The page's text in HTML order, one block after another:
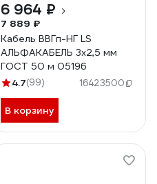
6 964 ₽
7 889 ₽
Кабель ВВГп-НГ LS
АЛЬФАКАБЕЛЬ 3х2,5 мм
ГОСТ 50 м 05196
4.7(99) 16423500
В корзину